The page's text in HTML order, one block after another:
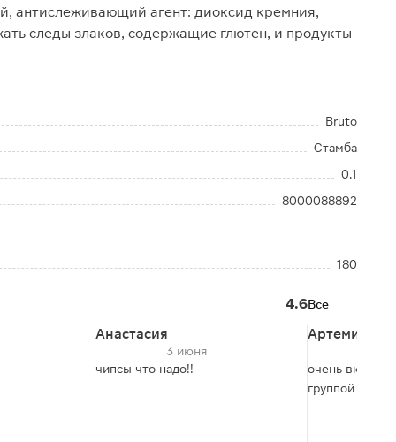
антислеживающий агент: диоксид кремния,
следы злаков, содержащие глютен, и продукты
Bruto
Стамба
0.1
8000088892
180
4.6Все
Анастасия
3 июня
чипсы что надо!!
Артемий
очень
группой